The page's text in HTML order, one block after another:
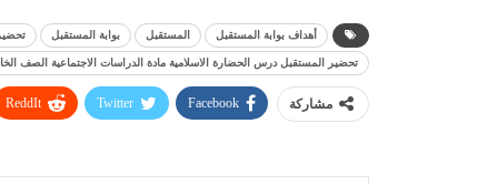
أهداف بوابة المستقبل المستقبل بوابة المستقبل تحضير
تحضير المستقبل درس الحضارة الاسلامية مادة الدراسات الاجتماعية الصف الخامس
مشاركة Facebook
Twitter
ReddIt